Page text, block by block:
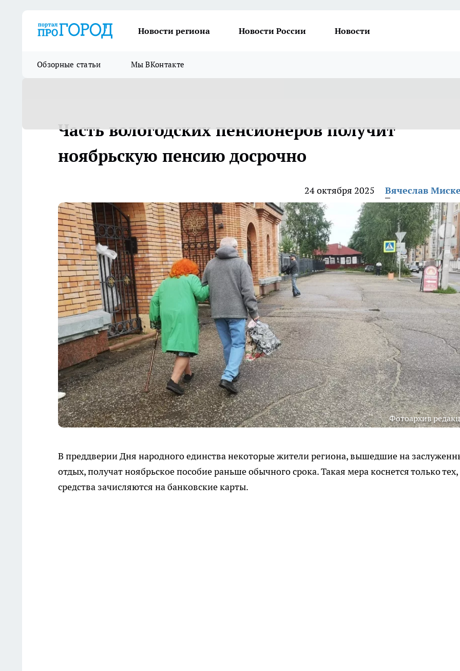
Новости региона Новости России Новости
Обзорные статьи Мы ВКонтакте
Часть вологодских пенсионеров получит
ноябрьскую пенсию досрочно
24 октября 2025 Вячеслав
Фотоархив
В преддверии Дня народного единства некоторые жители региона, вышедшие на
отдых, получат ноябрьское пособие раньше обычного срока. Такая мера коснется только
средства зачисляются на банковские карты.